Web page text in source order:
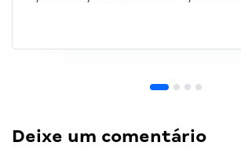
Deixe um comentário